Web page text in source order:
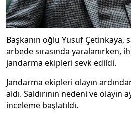
Başkanın oğlu Yusuf Çetinkaya,
arbede sırasında yaralanırken,
jandarma ekipleri sevk edildi.
Jandarma ekipleri olayın
aldı. Saldırının nedeni ve olayın
inceleme başlatıldı.